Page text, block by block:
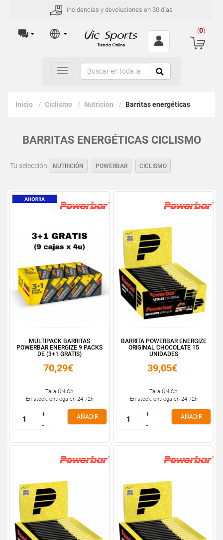
Incidencias y devoluciones en 30 días
(0)
Toggle
navigation
Inicio Ciclismo Nutrición Barritas energéticas
BARRITAS ENERGÉTICAS CICLISMO
Tu selección NUTRICIÓN POWERBAR CICLISMO
MULTIPACK BARRITAS
POWERBAR ENERGIZE 9 PACKS
DE (3+1 GRATIS)
70,29€
Talla ÚNICA
En stock, entrega en 24-72h
+
-
+
-
AÑADIR
BARRITA POWERBAR ENERGIZE
ORIGINAL CHOCOLATE 15
UNIDADES
39,05€
Talla ÚNICA
En stock, entrega en 24-72h
+
-
+
-
AÑADIR